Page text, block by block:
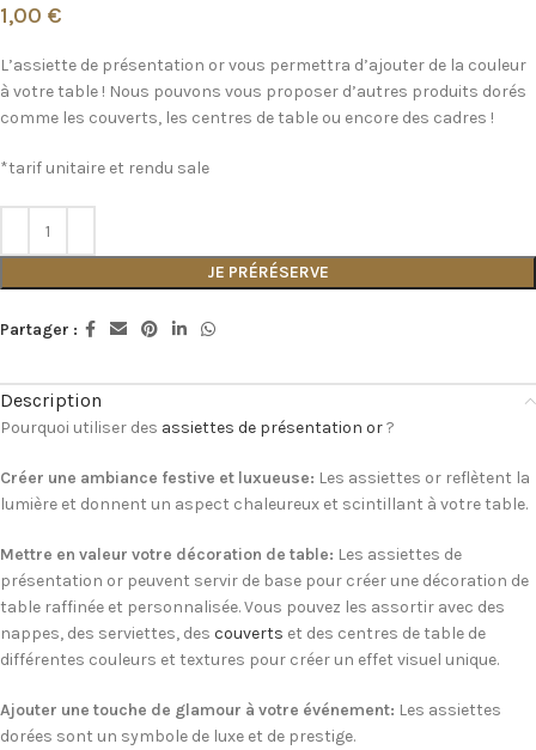
1,00 €
L’assiette de présentation or vous permettra d’ajouter de la couleur
à votre table ! Nous pouvons vous proposer d’autres produits dorés
comme les couverts, les centres de table ou encore des cadres !
*tarif unitaire et rendu sale
JE PRÉRÉSERVE
Partager :
Description
Pourquoi utiliser des assiettes de présentation or?
Créer une ambiance festive et luxueuse: Les assiettes or reflètent la
lumière et donnent un aspect chaleureux et scintillant à votre table.
Mettre en valeur votre décoration de table: Les assiettes de
présentation or peuvent servir de base pour créer une décoration de
table raffinée et personnalisée. Vous pouvez les assortir avec des
nappes, des serviettes, des couverts et des centres de table de
différentes couleurs et textures pour créer un effet visuel unique.
Ajouter une touche de glamour à votre événement: Les assiettes
dorées sont un symbole de luxe et de prestige.